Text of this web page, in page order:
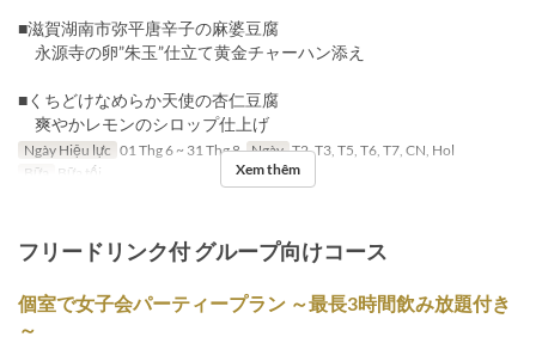
■滋賀湖南市弥平唐辛子の麻婆豆腐
永源寺の卵”朱玉”仕立て黄金チャーハン添え
■くちどけなめらか天使の杏仁豆腐
爽やかレモンのシロップ仕上げ
Ngày Hiệu lực 01 Thg 6 ~ 31 Thg 8 Ngày T2, T3, T5, T6, T7, CN, Hol
Bữa
Bữa tối Xem thêm
フリードリンク付 グループ向けコース
個室で女子会パーティープラン ～最長3時間飲み放題付き
～